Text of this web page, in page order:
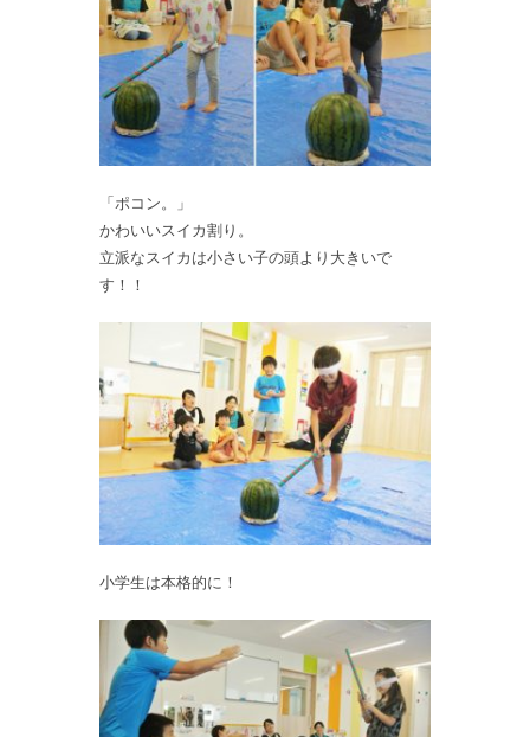
「ポコン。」
かわいいスイカ割り。
立派なスイカは小さい子の頭より大きいで
す！！
小学生は本格的に！